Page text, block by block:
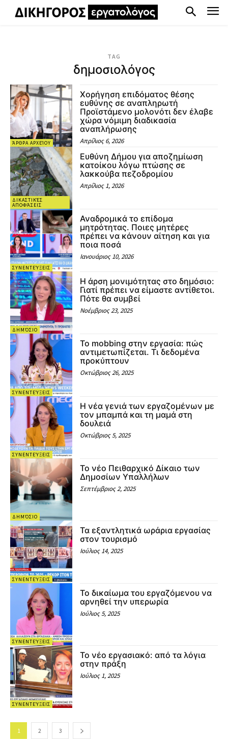
TAG
δημοσιολόγος
ΆΡΘΡΑ ΑΡΧΕΊΟΥ
Χορήγηση επιδόματος θέσης
ευθύνης σε αναπληρωτή
Προϊστάμενο μολονότι δεν έλαβε
χώρα νόμιμη διαδικασία
αναπλήρωσης
Απρίλιος 6, 2026
ΔΙΚΑΣΤΙΚΈΣ
ΑΠΟΦΆΣΕΙΣ
Ευθύνη Δήμου για αποζημίωση
κατοίκου λόγω πτώσης σε
λακκούβα πεζοδρομίου
Απρίλιος 1, 2026
ΣΥΝΕΝΤΕΎΞΕΙΣ
Αναδρομικά το επίδομα
μητρότητας. Ποιες μητέρες
πρέπει να κάνουν αίτηση και για
ποια ποσά
Ιανουάριος 10, 2026
ΔΗΜΌΣΙΟ
Η άρση μονιμότητας στο δημόσιο:
Γιατί πρέπει να είμαστε αντίθετοι.
Πότε θα συμβεί
Νοέμβριος 23, 2025
ΣΥΝΕΝΤΕΎΞΕΙΣ
Το mobbing στην εργασία: πώς
αντιμετωπίζεται. Τι δεδομένα
προκύπτουν
Οκτώβριος 26, 2025
ΣΥΝΕΝΤΕΎΞΕΙΣ
Η νέα γενιά των εργαζομένων με
τον μπαμπά και τη μαμά στη
δουλειά
Οκτώβριος 5, 2025
ΔΗΜΌΣΙΟ
Το νέο Πειθαρχικό Δίκαιο των
Δημοσίων Υπαλλήλων
Σεπτέμβριος 2, 2025
ΣΥΝΕΝΤΕΎΞΕΙΣ
Τα εξαντλητικά ωράρια εργασίας
στον τουρισμό
Ιούλιος 14, 2025
ΣΥΝΕΝΤΕΎΞΕΙΣ
Το δικαίωμα του εργαζόμενου να
αρνηθεί την υπερωρία
Ιούλιος 5, 2025
ΣΥΝΕΝΤΕΎΞΕΙΣ
Το νέο εργασιακό: από τα λόγια
στην πράξη
Ιούλιος 1, 2025
1 2 3